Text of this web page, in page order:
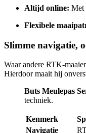
Altijd online: Met
Flexibele
Slimme navigatie,
Waar andere RTK-
Hierdoor maait hij
Buts Meulepas
techniek.
Kenmerk
Navigatie